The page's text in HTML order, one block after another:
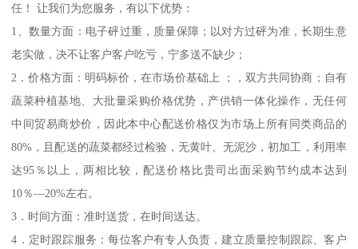
任！ 让我们为您服务，有以下优势：
1、数量方面：电子砰过重，质量保障；以对方过砰为准，长期生意
老实做，决不让客户客户吃亏，宁多送不缺少；
2．价格方面：明码标价，在市场价基础上 ；，双方共同协商；自有
蔬菜种植基地、大批量采购价格优势，产供销一体化操作，无任何
中间贸易商炒价，因此本中心配送价格仅为市场上所有同类商品的
80%，且配送的蔬菜都经过检验，无黄叶、无泥沙，初加工，利用率
达95％以上，两相比较，配送价格比贵司出面采购节约成本达到
10％—20%左右。
3．时间方面：准时送货，在时间送达。
4．定时跟踪服务：每位客户有专人负责，建立质量控制跟踪、客户